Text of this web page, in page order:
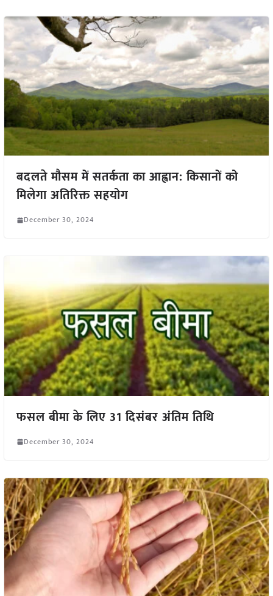
बदलते मौसम में सतर्कता का आह्वान: किसानों को
मिलेगा अतिरिक्त सहयोग
December 30, 2024
फसल बीमा के लिए 31 दिसंबर अंतिम तिथि
December 30, 2024